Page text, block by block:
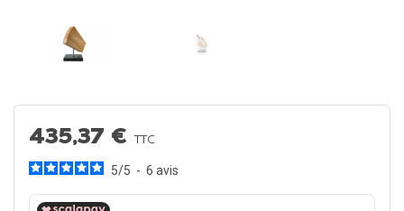
435,37 €TTC
5/5 - 6 avis